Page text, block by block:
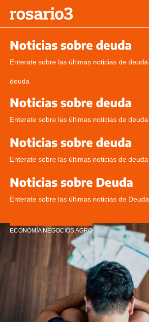
Noticias sobre deuda
Enterate sobre las últimas noticias de deuda
deuda
Noticias sobre deuda
Enterate sobre las últimas noticias de deuda
Noticias sobre deuda
Enterate sobre las últimas noticias de deuda
Noticias sobre Deuda
Enterate sobre las últimas noticias de Deuda
ECONOMÍA NEGOCIOS AGRO